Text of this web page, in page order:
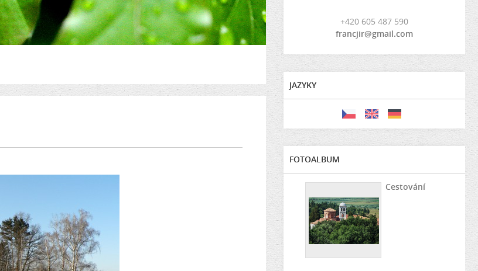
+420 605 487 590
francjir@gmail.com
JAZYKY
FOTOALBUM
Cestování